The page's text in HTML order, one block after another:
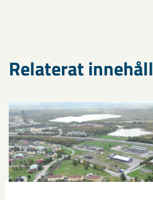
Relaterat innehåll